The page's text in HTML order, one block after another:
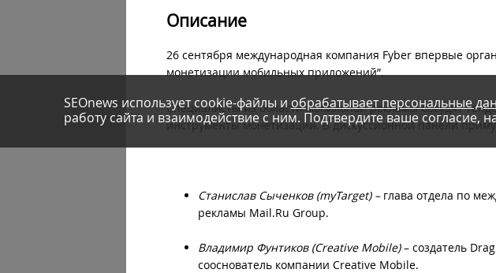
Описание
26 сентября международная компания Fyber впервые
монетизации мобильных приложений”.
Специалисты из области мобильной рекламы обсудят
инструменты монетизации. В дискуссионной панели
Станислав Сыченков (myTarget) – глава отдела по
рекламы Mail.Ru Group.
Владимир Фунтиков (Creative Mobile)– создатель
сооснователь компании Creative Mobile.
SEOnews использует cookie-файлы иобрабатывает персональные
работу сайта и взаимодействие с ним. Подтвердите ваше согласие,